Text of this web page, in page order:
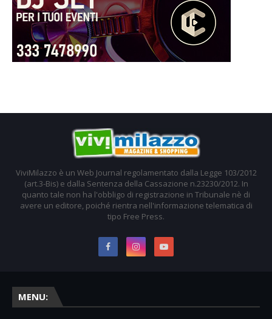
ViviMilazzo è un Web Journal regolamentato dalla Legge 103/2012
(art.3-Bis) e dalla Sentenza della Cassazione n.23230/2012. In
quanto tale non ha l'obbligo di registrazione in Tribunale nè di
avere un editore, poiché rientra nell'informazione telematica di
tipo Free Press.
MENU: